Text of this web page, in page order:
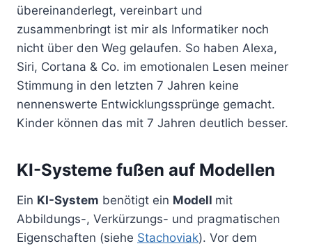
übereinanderlegt, vereinbart und
zusammenbringt ist mir als Informatiker noch
nicht über den Weg gelaufen. So haben Alexa,
Siri, Cortana & Co. im emotionalen Lesen meiner
Stimmung in den letzten 7 Jahren keine
nennenswerte Entwicklungssprünge gemacht.
Kinder können das mit 7 Jahren deutlich besser.
KI-Systeme fußen auf Modellen
Ein KI-System benötigt ein Modell mit
Abbildungs-, Verkürzungs- und pragmatischen
Eigenschaften (siehe Stachoviak). Vor dem